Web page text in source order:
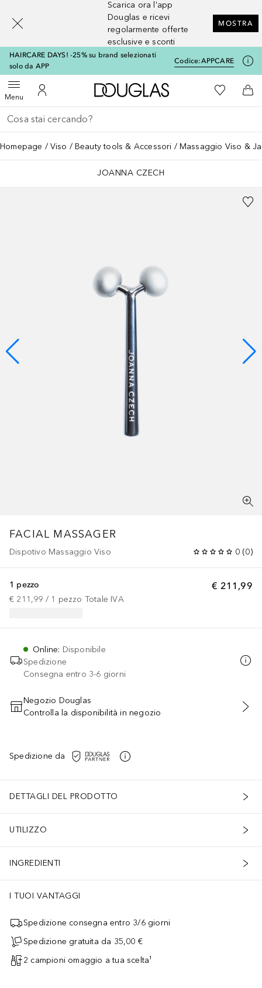
Scarica ora l'app
Douglas e ricevi
regolarmente offerte
esclusive e sconti
MOSTRA
HAIRCARE DAYS! -25% su brand selezionati
solo da APP
Codice:APPCARE
MenuApri menuAl Mio Account
A Douglas HomeAlla Mia
Al
Torna indietro
Esegui ricerca
Homepage Viso Beauty tools & Accessori Massaggio Viso &
JOANNA CZECH
FACIAL MASSAGER
Dispotivo Massaggio Viso 0 (0)
€ 211,99
1 pezzo
€ 211,99 / 1 pezzo Totale IVA
Online: Disponibile
Spedizione
Consegna entro 3-6 giorni
AGGIUNGI AL CARRELLO
Negozio Douglas
Controlla la disponibilità in negozio
Spedizione da
DETTAGLI DEL PRODOTTO
UTILIZZO
INGREDIENTI
I TUOI VANTAGGI
Spedizione consegna entro 3/6 giorni
Spedizione gratuita da 35,00 €
2 campioni omaggio a tua scelta¹
[navigation.slideout.screenreader]